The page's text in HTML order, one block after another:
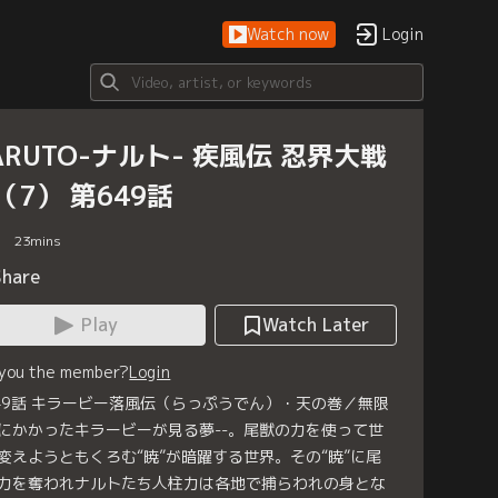
Watch now Login
ナルト- 疾風伝 忍界大戦
7） 第649話
23mins
Play
Watch Later
the member?Login
話 キラービー落風伝（らっぷうでん）・天の巻／無限
かかったキラービーが見る夢--。尾獣の力を使って世
えようともくろむ“暁”が暗躍する世界。その“暁”に尾
を奪われナルトたち人柱力は各地で捕らわれの身とな